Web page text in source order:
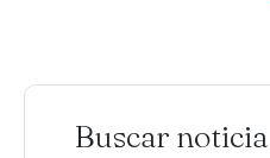
Buscar noticia